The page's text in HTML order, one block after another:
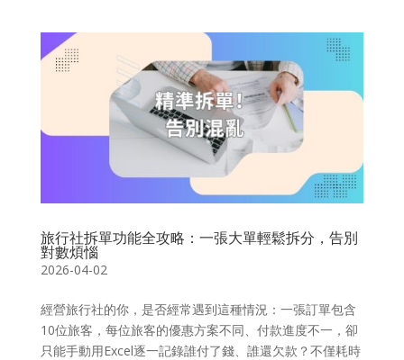
旅行社拆單功能全攻略：一張大單輕鬆拆分，告別
對數煩惱
2026-04-02
經營旅行社的你，是否經常遇到這種情況：一張訂單包含
10位旅客，每位旅客的優惠方案不同、付款進度不一，卻
只能手動用Excel逐一記錄誰付了錢、誰還欠款？不僅耗時